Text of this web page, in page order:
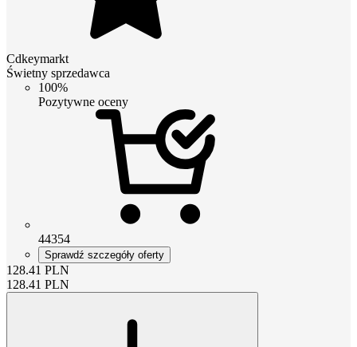
Cdkeymarkt
Świetny sprzedawca
100%
Pozytywne oceny
44354
Sprawdź szczegóły oferty
128.41 PLN
128.41 PLN